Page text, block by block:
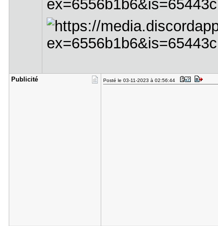
Publicité Posté le 03-11-2023 à 02:56:44